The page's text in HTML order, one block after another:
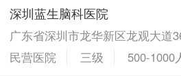
深圳蓝生脑科医院
广东省深圳市龙华新区龙观大道
民营医院
三级 500-1000